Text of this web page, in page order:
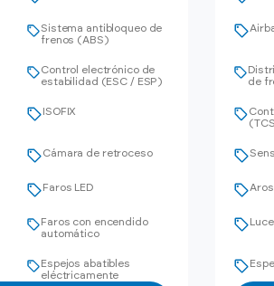
Sistema antibloqueo de
frenos (ABS)
Control electrónico de
estabilidad (ESC / ESP)
ISOFIX
Cámara de retroceso
Faros LED
Faros con encendido
automático
Espejos abatibles
eléctricamente
de
Aros